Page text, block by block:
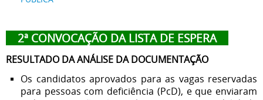
2ª CONVOCAÇÃO DA LISTA DE ESPERA
RESULTADO DA ANÁLISE DA DOCUMENTAÇÃO
Os candidatos aprovados para as vagas reservadas
para pessoas com deficiência (PcD), e que enviaram